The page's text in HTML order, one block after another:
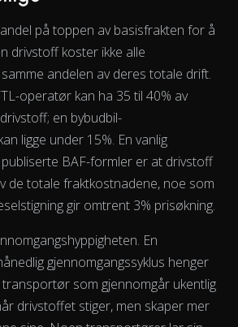
på toppen av basisfrakten for å
drivstoff koster ikke alle
andelen av deres totale drift.
operatør kan ha 35 til 40% av
en bybudbil-
ligge under 15%. En vanlig
BAF-formler er at drivstoff
de totale fraktkostnadene, noe som
gir omtrent 3% prisøkning.
En
gjennomgangssyklus henger
som gjennomgår ukentlig
drivstoffet stiger, men skaper mer